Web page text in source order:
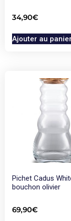
34,90€
Ajouter au panier
Pichet Cadus
bouchon olivier
69,90€